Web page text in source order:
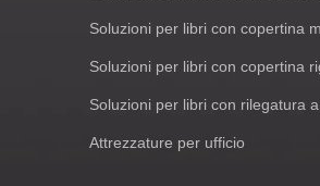
Soluzioni per libri con copertina
Soluzioni per libri con copertina
Soluzioni per libri con rilegatura
Attrezzature per ufficio